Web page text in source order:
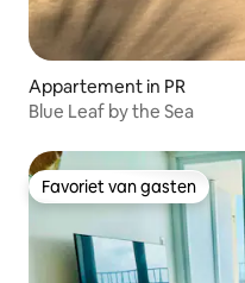
Appartement in PR
Blue Leaf by the Sea
Favoriet van gasten
Favoriet van gasten